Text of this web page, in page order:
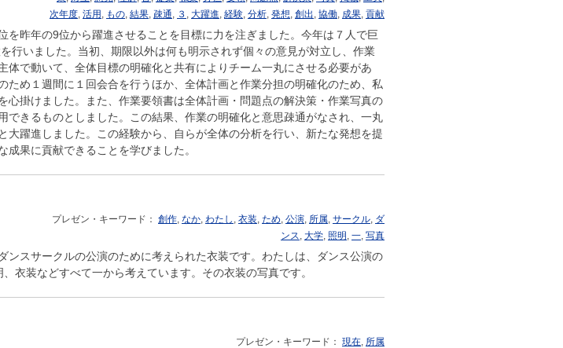
次年度, 活用 , もの, 結果, 疎通, ３ , 大躍進, 経験, 分析, 発想, 創出, 協働, 成果, 貢献
を昨年の9位から躍進させることを目標に力を注ぎました。今年は７人で巨
行いました。当初、期限以外は何も明示されず個々の意見が対立し、作業
体で動いて、全体目標の明確化と共有によりチーム一丸にさせる必要があ
ため１週間に１回会合を行うほか、全体計画と作業分担の明確化のため、私
心掛けました。また、作業要領書は全体計画・問題点の解決策・作業写真の
できるものとしました。この結果、作業の明確化と意思疎通がなされ、一丸
大躍進しました。この経験から、自らが全体の分析を行い、新たな発想を提
果に貢献できることを学びました。
プレゼン・キーワード： 創作, なか, わたし , 衣装, ため, 公演, 所属, サークル, ダ
ンス, 大学, 照明 , 一, 写真
ンスサークルの公演のために考えられた衣装です。わたしは、ダンス公演の
衣装などすべて一から考えています。その衣装の写真です。
プレゼン・キーワード： 現在, 所属